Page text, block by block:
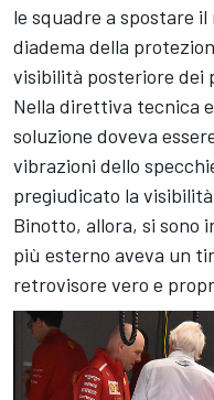
le squadre a spostare
diadema della
visibilità posteriore dei
Nella direttiva tecnica
soluzione doveva
vibrazioni dello
pregiudicato la
Binotto, allora, si sono
più esterno aveva un
retrovisore vero e